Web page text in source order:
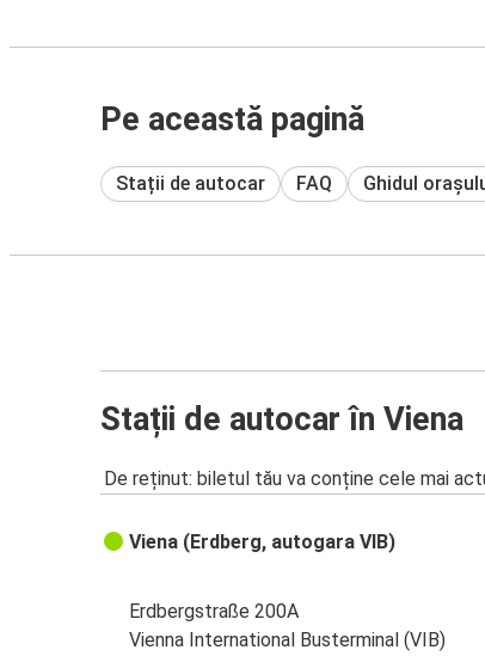
Pe această pagină
Stații de autocar FAQ Ghidul
Stații de autocar în Viena
De reținut: biletul tău va conține cele mai
Viena (Erdberg, autogara VIB)
Erdbergstraße 200A
Vienna International Busterminal (VIB)